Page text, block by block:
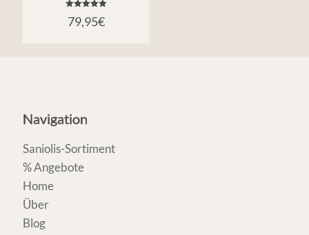
mit
5.00
79,95€
Navigation
Saniolis-Sortiment
% Angebote
Home
Über
Blog